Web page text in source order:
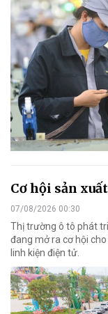
Cơ hội sản
07/08/2026 00:30
Thị trường ô tô phát
đang mở ra cơ hội
linh kiện điện tử.